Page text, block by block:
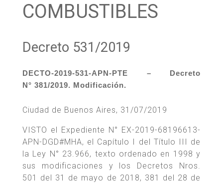
COMBUSTIBLES
Decreto 531/2019
DECTO-2019-531-APN-PTE – Decreto
N° 381/2019. Modificación.
Ciudad de Buenos Aires, 31/07/2019
VISTO el Expediente N° EX-2019-68196613-
APN-DGD#MHA, el Capítulo I del Título III de
la Ley N° 23.966, texto ordenado en 1998 y
sus modificaciones y los Decretos Nros.
501 del 31 de mayo de 2018, 381 del 28 de